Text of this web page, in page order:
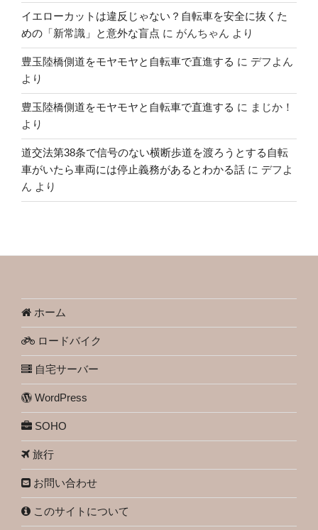
イエローカットは違反じゃない？自転車を安全に抜くた
めの「新常識」と意外な盲点 に がんちゃん より
豊玉陸橋側道をモヤモヤと自転車で直進する に デフよん
より
豊玉陸橋側道をモヤモヤと自転車で直進する に まじか！
より
道交法第38条で信号のない横断歩道を渡ろうとする自転
車がいたら車両には停止義務があるとわかる話 に デフよ
ん より
ホーム
ロードバイク
自宅サーバー
WordPress
SOHO
旅行
お問い合わせ
このサイトについて